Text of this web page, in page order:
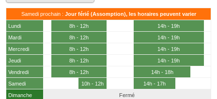
Samedi prochain : Jour férié (Assomption), les horaires peuvent varier
Lundi 8h - 12h
14h - 19h
Mardi
8h - 12h
14h - 19h
Mercredi
8h - 12h
14h - 19h
Jeudi
8h - 12h
14h - 19h
Vendredi
8h - 12h
14h - 18h
Samedi
10h - 12h
14h - 17h
Dimanche
Fermé